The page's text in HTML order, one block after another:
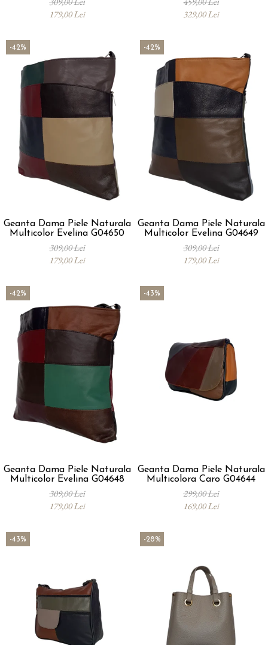
179,00 Lei
329,00 Lei
-42%
Geanta Dama Piele Naturala
Multicolor Evelina G04650
309,00 Lei
179,00 Lei
-42%
Geanta Dama Piele Naturala
Multicolor Evelina G04649
309,00 Lei
179,00 Lei
-42%
Geanta Dama Piele Naturala
Multicolor Evelina G04648
309,00 Lei
179,00 Lei
-43%
Geanta Dama Piele Naturala
Multicolora Caro G04644
299,00 Lei
169,00 Lei
-43% -28%